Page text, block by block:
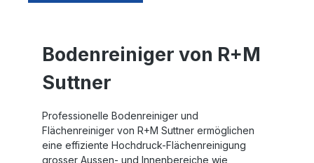
Bodenreiniger von R+M
Suttner
Professionelle Bodenreiniger und
Flächenreiniger von R+M Suttner ermöglichen
eine effiziente Hochdruck-Flächenreinigung
grosser Aussen- und Innenbereiche wie